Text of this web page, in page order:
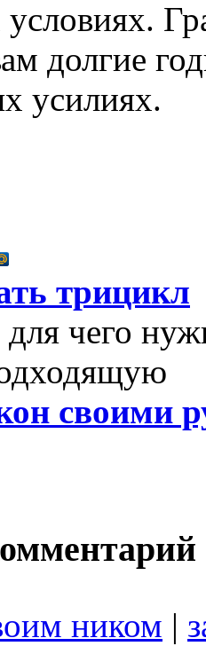
долгие
усилиях.
трицикл
чего
своими
ником |